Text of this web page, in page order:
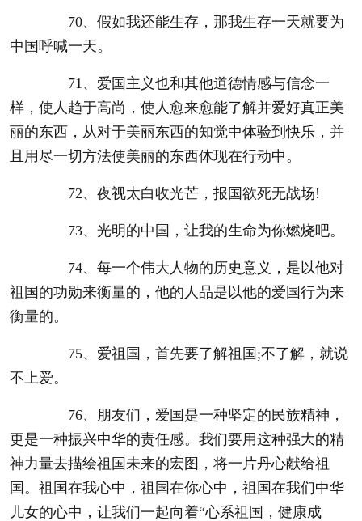
70、假如我还能生存，那我生存一天就要为
中国呼喊一天。
71、爱国主义也和其他道德情感与信念一
样，使人趋于高尚，使人愈来愈能了解并爱好真正美
丽的东西，从对于美丽东西的知觉中体验到快乐，并
且用尽一切方法使美丽的东西体现在行动中。
72、夜视太白收光芒，报国欲死无战场!
73、光明的中国，让我的生命为你燃烧吧。
74、每一个伟大人物的历史意义，是以他对
祖国的功勋来衡量的，他的人品是以他的爱国行为来
衡量的。
75、爱祖国，首先要了解祖国;不了解，就说
不上爱。
76、朋友们，爱国是一种坚定的民族精神，
更是一种振兴中华的责任感。我们要用这种强大的精
神力量去描绘祖国未来的宏图，将一片丹心献给祖
国。祖国在我心中，祖国在你心中，祖国在我们中华
儿女的心中，让我们一起向着“心系祖国，健康成